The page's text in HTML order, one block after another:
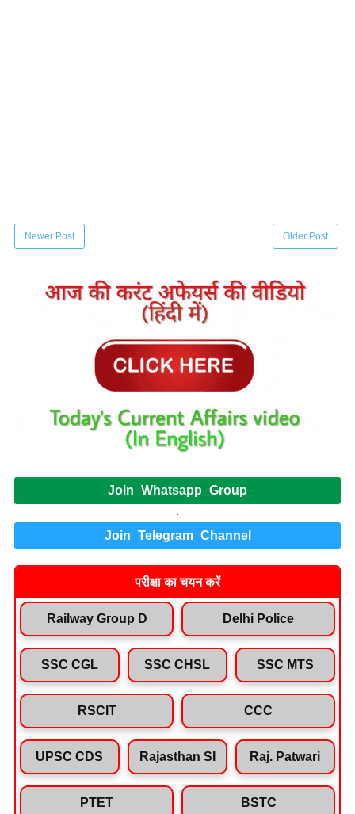
Newer Post Older Post
Join Whatsapp Group
.
Join Telegram Channel
परीक्षा का चयन करें
Railway Group D Delhi Police
SSC CGL SSC CHSL SSC MTS
RSCIT CCC
UPSC CDS Rajasthan SI Raj. Patwari
PTET BSTC